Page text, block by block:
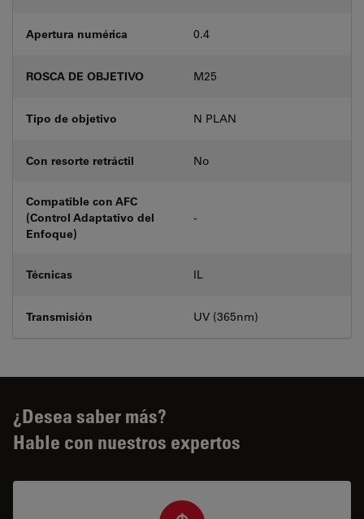
Apertura numérica 0.4
ROSCA DE OBJETIVO M25
Tipo de objetivo N PLAN
Con resorte retráctil No
Compatible con AFC
(Control Adaptativo del
Enfoque)
-
Técnicas IL
Transmisión UV (365nm)
¿Desea saber más?
Hable con nuestros expertos